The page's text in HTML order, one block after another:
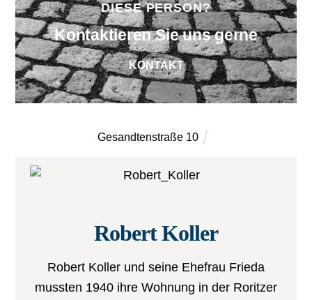
DIESE PERSON?
Kontaktieren Sie uns gerne
KONTAKT
Gesandtenstraße 10
Robert Koller
Robert Koller und seine Ehefrau Frieda
mussten 1940 ihre Wohnung in der Roritzer